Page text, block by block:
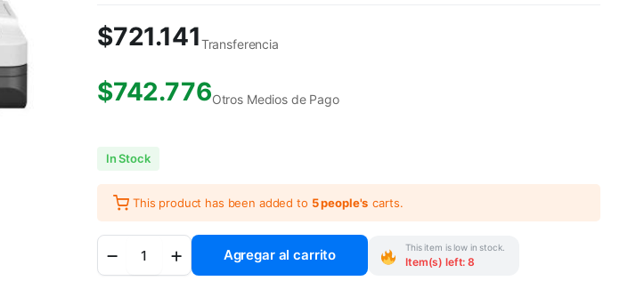
$721.141Transferencia
$742.776Otros Medios de Pago
In Stock
This product has been added to 5 people's carts.
Multifuncional
Brother
Agregar al carrito This item is low in stock.
Item(s) left: 8